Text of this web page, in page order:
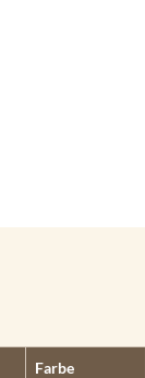
Farbe